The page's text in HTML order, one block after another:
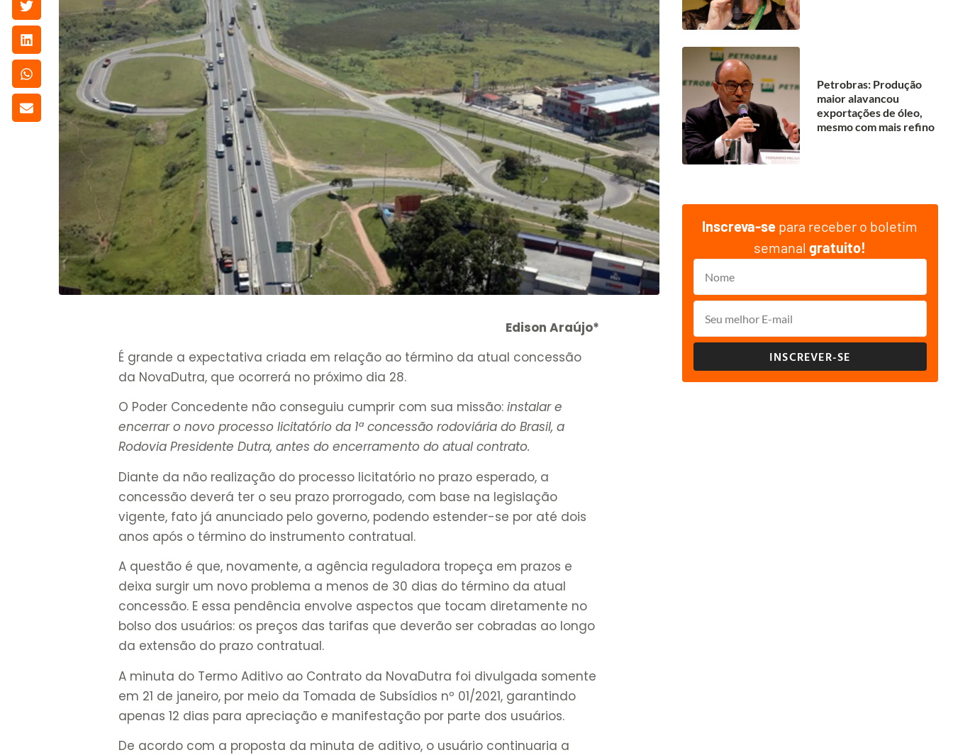
Edison Araújo*
É grande a expectativa criada em relação ao término da atual concessão
da NovaDutra, que ocorrerá no próximo dia 28.
O Poder Concedente não conseguiu cumprir com sua missão:instalar e
encerrar o novo processo licitatório da 1ª concessão rodoviária do Brasil, a
Rodovia Presidente Dutra, antes do encerramento do atual contrato.
Diante da não realização do processo licitatório no prazo esperado, a
concessão deverá ter o seu prazo prorrogado, com base na legislação
vigente, fato já anunciado pelo governo, podendo estender-se por até dois
anos após o término do instrumento contratual.
A questão é que, novamente, a agência reguladora tropeça em prazos e
deixa surgir um novo problema a menos de 30 dias do término da atual
concessão. E essa pendência envolve aspectos que tocam diretamente no
bolso dos usuários: os preços das tarifas que deverão ser cobradas ao longo
da extensão do prazo contratual.
A minuta do Termo Aditivo ao Contrato da NovaDutra foi divulgada somente
em 21 de janeiro, por meio da Tomada de Subsídios nº 01/2021, garantindo
apenas 12 dias para apreciação e manifestação por parte dos usuários.
De acordo com a proposta da minuta de aditivo, o usuário continuaria a
Petrobras: Produção
maior alavancou
exportações de óleo,
mesmo com mais refino
Inscreva-se para receber o boletim
semanalgratuito!
INSCREVER-SE